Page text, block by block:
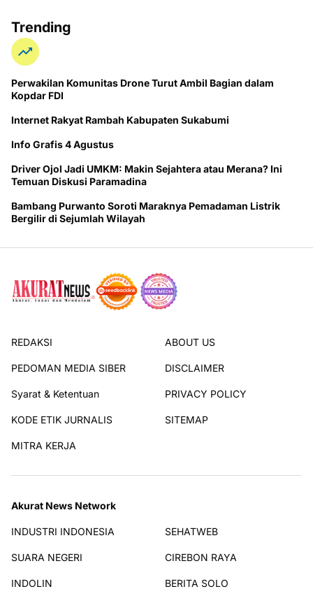
Trending
Perwakilan Komunitas Drone Turut Ambil Bagian dalam
Kopdar FDI
Internet Rakyat Rambah Kabupaten Sukabumi
Info Grafis 4 Agustus
Driver Ojol Jadi UMKM: Makin Sejahtera atau Merana? Ini
Temuan Diskusi Paramadina
Bambang Purwanto Soroti Maraknya Pemadaman Listrik
Bergilir di Sejumlah Wilayah
REDAKSI ABOUT US
PEDOMAN MEDIA SIBER DISCLAIMER
Syarat & Ketentuan PRIVACY POLICY
KODE ETIK JURNALIS SITEMAP
MITRA KERJA
Akurat News Network
INDUSTRI INDONESIA SEHATWEB
SUARA NEGERI CIREBON RAYA
INDOLIN BERITA SOLO